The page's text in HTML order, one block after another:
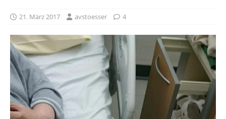
21. März 2017 avstoesser 4